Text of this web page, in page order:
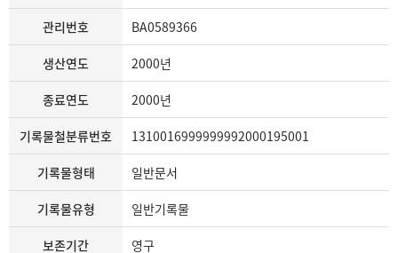
관리번호 BA0589366
생산연도 2000년
종료연도 2000년
기록물철분류번호 1310016999999992000195001
기록물형태 일반문서
기록물유형 일반기록물
보존기간 영구